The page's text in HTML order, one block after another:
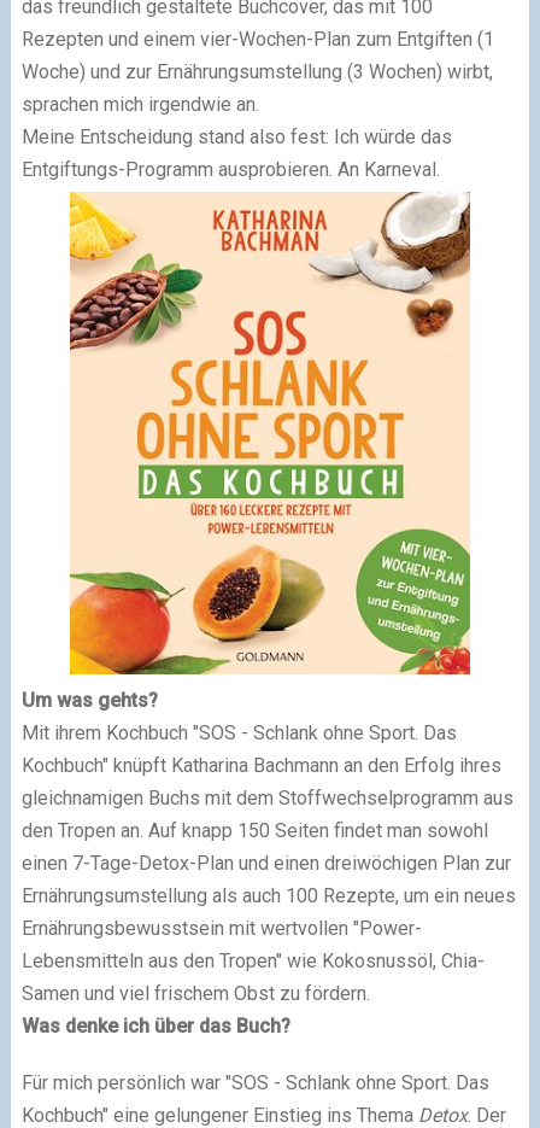
das freundlich gestaltete Buchcover, das mit 100
Rezepten und einem vier-Wochen-Plan zum Entgiften (1
Woche) und zur Ernährungsumstellung (3 Wochen) wirbt,
sprachen mich irgendwie an.
Meine Entscheidung stand also fest: Ich würde das
Entgiftungs-Programm ausprobieren. An Karneval.
Um was gehts?
Mit ihrem Kochbuch "SOS - Schlank ohne Sport. Das
Kochbuch" knüpft Katharina Bachmann an den Erfolg ihres
gleichnamigen Buchs mit dem Stoffwechselprogramm aus
den Tropen an. Auf knapp 150 Seiten findet man sowohl
einen 7-Tage-Detox-Plan und einen dreiwöchigen Plan zur
Ernährungsumstellung als auch 100 Rezepte, um ein neues
Ernährungsbewusstsein mit wertvollen "Power-
Lebensmitteln aus den Tropen" wie Kokosnussöl, Chia-
Samen und viel frischem Obst zu fördern.
Was denke ich über das Buch?
Für mich persönlich war "SOS - Schlank ohne Sport. Das
Kochbuch" eine gelungener Einstieg ins Thema Detox. Der